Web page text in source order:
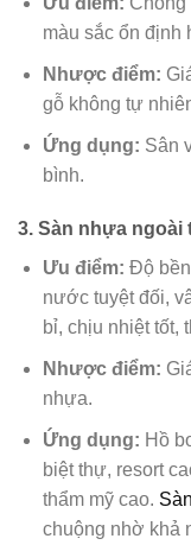
màu sắc ổn định
Nhược điểm:
gỗ không tự
Ứng dụng: Sân
bình.
3. Sàn nhựa ngoài
Ưu điểm: Độ
nước tuyệt đối,
bỉ, chịu nhiệt tốt,
Nhược điểm:
nhựa.
Ứng dụng: Hồ
biệt thự, resort
thẩm mỹ cao.
chuộng nhờ khả